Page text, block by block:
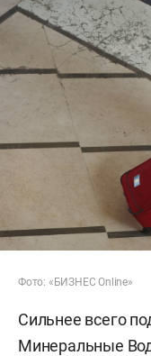
Фото: «БИЗНЕС Online»
Сильнее всего
Минеральные